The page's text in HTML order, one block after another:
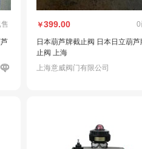
￥399.00 0
日本葫芦牌截止阀 日本日立葫芦
止阀 上海
上海意威阀门有限公司